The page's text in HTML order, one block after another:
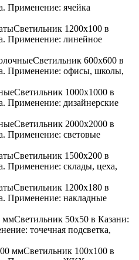
Применение: ячейка
Светильник 1200x100 в
Применение: линейное
Светильник 600x600 в
Применение: офисы, школы,
Светильник 1000x1000 в
Применение: дизайнерские
Светильник 2000x2000 в
Применение: световые
Светильник 1500x200 в
Применение: склады, цеха,
Светильник 1200x180 в
Применение: накладные
ммСветильник 50x50 в Казани:
точечная подсветка,
ммСветильник 100x100 в